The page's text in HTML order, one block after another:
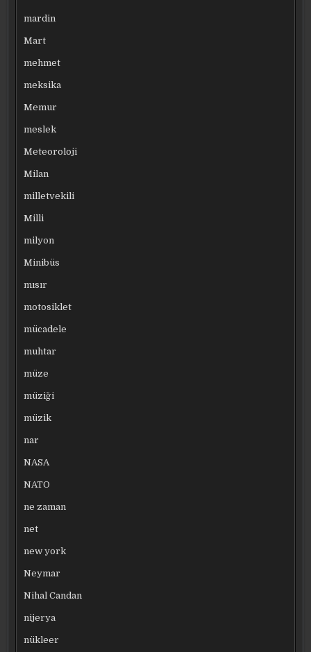
mardin
Mart
mehmet
meksika
Memur
meslek
Meteoroloji
Milan
milletvekili
Milli
milyon
Minibüs
mısır
motosiklet
mücadele
muhtar
müze
müziği
müzik
nar
NASA
NATO
ne zaman
net
new york
Neymar
Nihal Candan
nijerya
nükleer